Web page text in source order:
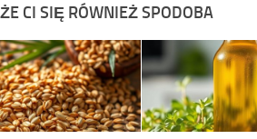
CI SIĘ RÓWNIEŻ SPODOBA